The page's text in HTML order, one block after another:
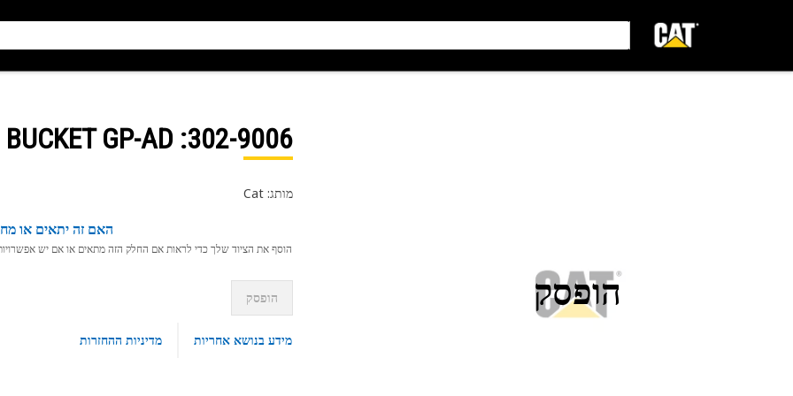
הופסק
302-9006
: BUCKET GP-AD
מותג: Cat
האם זה יתאים או
הוסף את הציוד שלך כדי לראות אם החלק הזה מתאים או אם יש אפשרויות
הופסק
מידע בנושא אחריות מדיניות ההחזרות